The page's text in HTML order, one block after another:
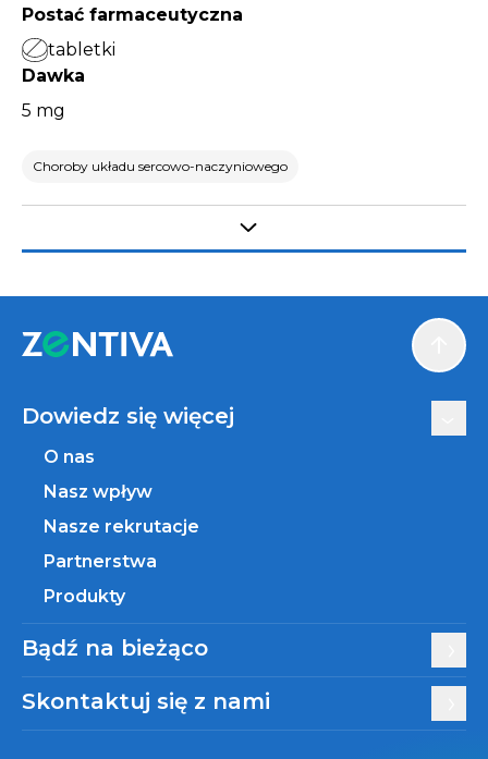
Postać farmaceutyczna
tabletki
Dawka
5 mg
Choroby układu sercowo-naczyniowego
Dowiedz się więcej
O nas
Nasz wpływ
Nasze rekrutacje
Partnerstwa
Produkty
Bądź na bieżąco
Skontaktuj się z nami